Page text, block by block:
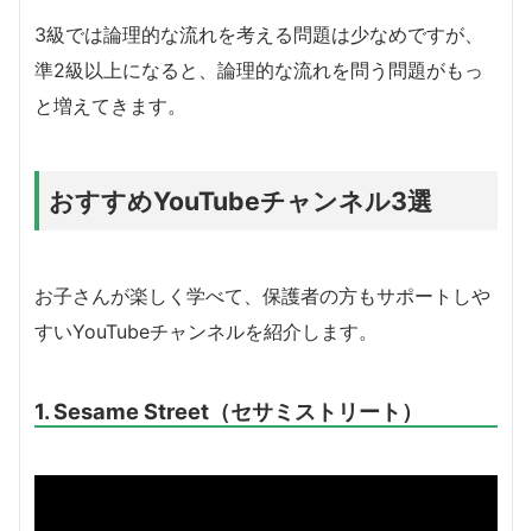
3級では論理的な流れを考える問題は少なめですが、
準2級以上になると、論理的な流れを問う問題がもっ
と増えてきます。
おすすめYouTubeチャンネル3選
お子さんが楽しく学べて、保護者の方もサポートしや
すいYouTubeチャンネルを紹介します。
1. Sesame Street（セサミストリート）